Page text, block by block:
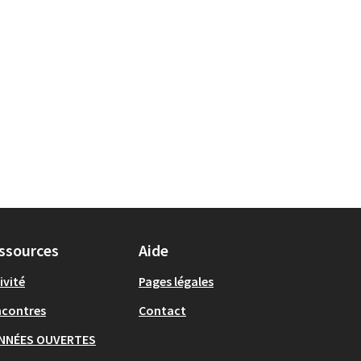
OUVERTES
Aide
Pages légales
Contact